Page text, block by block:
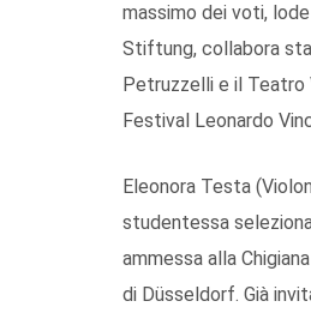
massimo dei voti,
Stiftung, collabora
Petruzzelli e il Teatro
Festival Leonardo
Eleonora Testa
studentessa
ammessa alla
di Düsseldorf. Già